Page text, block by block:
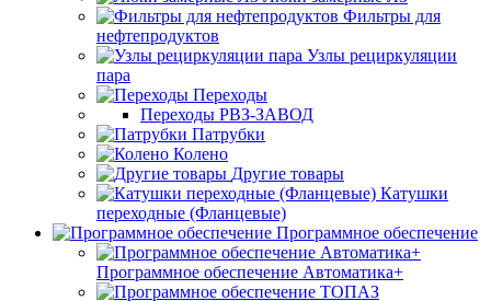
Фильтры для
нефтепродуктов
Узлы рециркуляции
пара
Переходы
Переходы РВЗ-ЗАВОД
Патрубки
Колено
Другие товары
Катушки
переходные (Фланцевые)
Программное обеспечение
Программное обеспечение Автоматика+